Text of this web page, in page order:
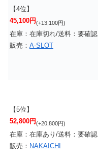
【4位】
45,100円(+13,100円)
在庫：在庫切れ/送料：要確認
販売： A-SLOT
【5位】
52,800円(+20,800円)
在庫：在庫あり/送料：要確認
販売： NAKAICHI